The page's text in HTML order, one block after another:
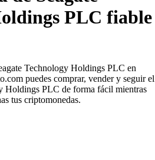
PLC fiable
Technology Holdings PLC en
puedes comprar, vender y seguir el
Holdings PLC de forma fácil mientras
tus criptomonedas.